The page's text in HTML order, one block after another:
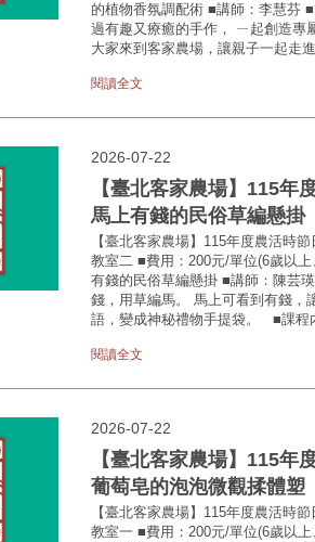
的植物香氛調配術 ■講師：李慧芬
過有趣又療癒的手作， ㄧ起創造
大家來到客家農場，讓親子一起走
閱讀全文
2026-07-22
【臺北客家農場】115年
馬上有錢的民俗草編懸掛
【臺北客家農場】115年度農活時
教室二 ■費用：200元/單位(6歲以
有錢的民俗草編懸掛 ■講師：陳芸
錢，用草編馬。 馬上可看到有錢，
語，變成神秘禮物手提袋。 ■課程
閱讀全文
2026-07-22
【臺北客家農場】115年
葡萄皂的泡泡微觀揉體塑
【臺北客家農場】115年度農活時
教室一 ■費用：200元/單位(6歲以